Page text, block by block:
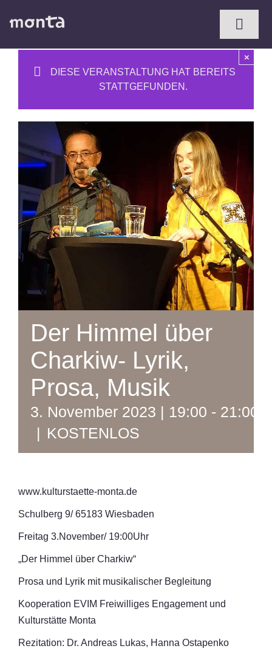
Inhalt
DIESE VERANSTALTUNG HAT BEREITS
STATTGEFUNDEN.
×
Der Himmel über
Charkiw- Lyrik,
Prosa, Musik
3. November 2023 | 19:00 - 21:00
| KOSTENLOS
www.kulturstaette-monta.de
Schulberg 9/ 65183 Wiesbaden
Freitag 3.November/ 19:00Uhr
„Der Himmel über Charkiw“
Prosa und Lyrik mit musikalischer Begleitung
Kooperation EVIM Freiwilliges Engagement und
Kulturstätte Monta
Rezitation: Dr. Andreas Lukas, Hanna Ostapenko